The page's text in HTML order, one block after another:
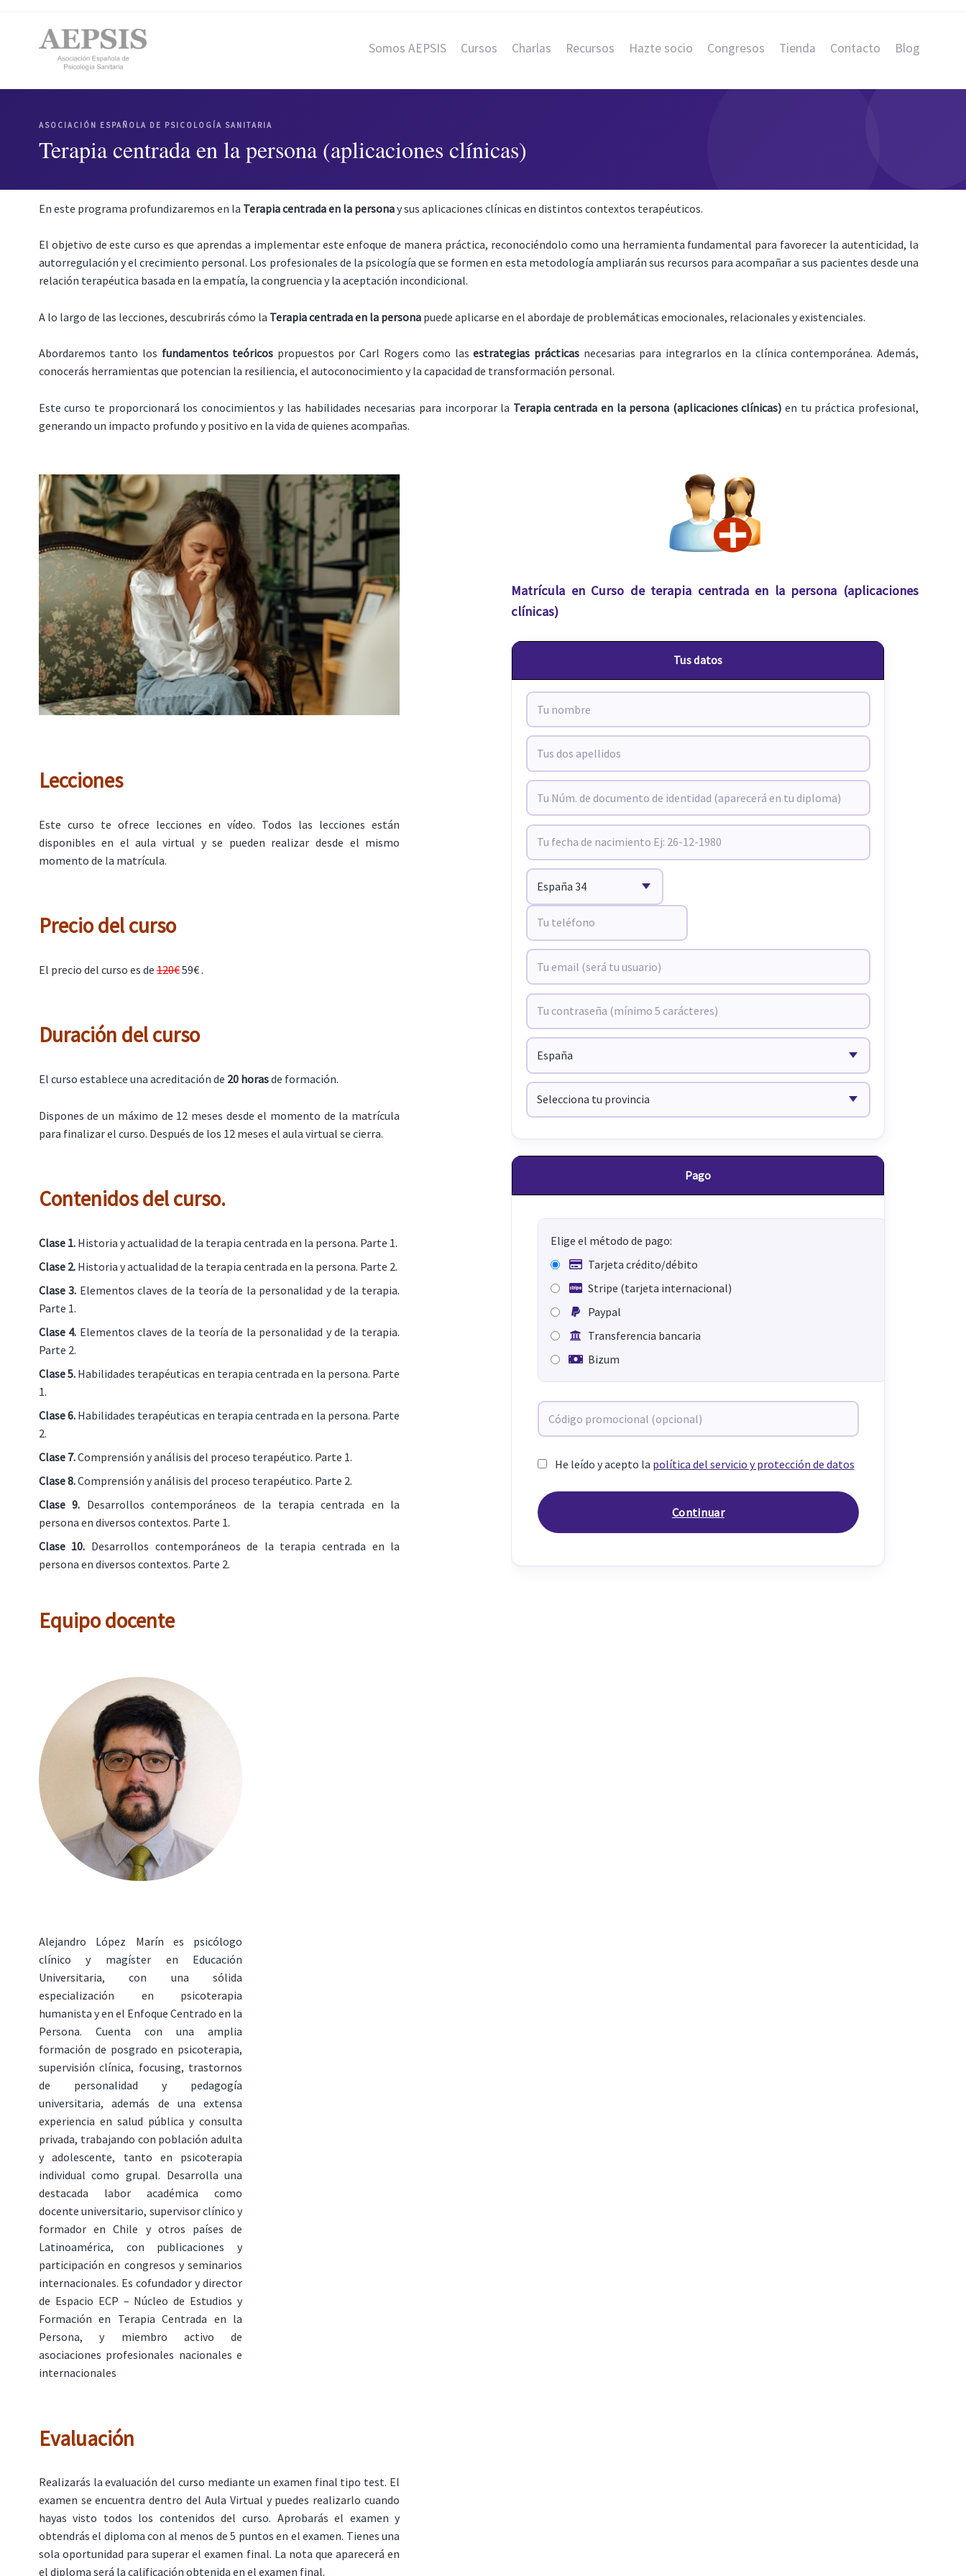
Somos AEPSIS Cursos Charlas Recursos Hazte socio Congresos Tienda Contacto Blog
ASOCIACIÓN ESPAÑOLA DE PSICOLOGÍA SANITARIA
Terapia centrada en la persona (aplicaciones clínicas)
En este programa profundizaremos en la Terapia centrada en la personay sus aplicaciones clínicas en distintos contextos terapéuticos.
El objetivo de este curso es que aprendas a implementar este enfoque de manera práctica, reconociéndolo como una herramienta fundamental para favorecer la autenticidad, la
autorregulación y el crecimiento personal. Los profesionales de la psicología que se formen en esta metodología ampliarán sus recursos para acompañar a sus pacientes desde una
relación terapéutica basada en la empatía, la congruencia y la aceptación incondicional.
A lo largo de las lecciones, descubrirás cómo la Terapia centrada en la personapuede aplicarse en el abordaje de problemáticas emocionales, relacionales y existenciales.
Abordaremos tanto los fundamentos teóricos propuestos por Carl Rogers como lasestrategias prácticas necesarias para integrarlos en la clínica contemporánea. Además,
conocerás herramientas que potencian la resiliencia, el autoconocimiento y la capacidad de transformación personal.
Este curso te proporcionará los conocimientos y las habilidades necesarias para incorporar la Terapia centrada en la persona (aplicaciones clínicas) en tu práctica profesional,
generando un impacto profundo y positivo en la vida de quienes acompañas.
Lecciones
Este curso te ofrece lecciones en vídeo. Todos las lecciones están
disponibles en el aula virtual y se pueden realizar desde el mismo
momento de la matrícula.
Precio del curso
El precio del curso es de120€59€ .
Duración del curso
El curso establece una acreditación de 20 horasde formación.
Dispones de un máximo de 12 meses desde el momento de la matrícula
para finalizar el curso. Después de los 12 meses el aula virtual se cierra.
Contenidos del curso.
Clase 1. Historia y actualidad de la terapia centrada en la persona. Parte 1.
Clase 2. Historia y actualidad de la terapia centrada en la persona. Parte 2.
Clase 3. Elementos claves de la teoría de la personalidad y de la terapia.
Parte 1.
Clase 4. Elementos claves de la teoría de la personalidad y de la terapia.
Parte 2.
Clase 5. Habilidades terapéuticas en terapia centrada en la persona. Parte
1.
Clase 6. Habilidades terapéuticas en terapia centrada en la persona. Parte
2.
Clase 7.Comprensión y análisis del proceso terapéutico. Parte 1.
Clase 8.Comprensión y análisis del proceso terapéutico. Parte 2.
Clase 9. Desarrollos contemporáneos de la terapia centrada en la
persona en diversos contextos. Parte 1.
Clase 10. Desarrollos contemporáneos de la terapia centrada en la
persona en diversos contextos. Parte 2.
Matrícula en Curso de terapia centrada en la persona (aplicaciones
clínicas)
Tus datos
Pago
Elige el método de pago:
Tarjeta crédito/débito
Stripe (tarjeta internacional)
Paypal
Transferencia bancaria
Bizum
He leído y acepto la política del servicio y protección de datos
Equipo docente
Alejandro López Marín es psicólogo
clínico y magíster en Educación
Universitaria, con una sólida
especialización en psicoterapia
humanista y en el Enfoque Centrado en la
Persona. Cuenta con una amplia
formación de posgrado en psicoterapia,
supervisión clínica, focusing, trastornos
de personalidad y pedagogía
universitaria, además de una extensa
experiencia en salud pública y consulta
privada, trabajando con población adulta
y adolescente, tanto en psicoterapia
individual como grupal. Desarrolla una
destacada labor académica como
docente universitario, supervisor clínico y
formador en Chile y otros países de
Latinoamérica, con publicaciones y
participación en congresos y seminarios
internacionales. Es cofundador y director
de Espacio ECP – Núcleo de Estudios y
Formación en Terapia Centrada en la
Persona, y miembro activo de
asociaciones profesionales nacionales e
internacionales
Evaluación
Realizarás la evaluación del curso mediante un examen final tipo test. El
examen se encuentra dentro del Aula Virtual y puedes realizarlo cuando
hayas visto todos los contenidos del curso. Aprobarás el examen y
obtendrás el diploma con al menos de 5 puntos en el examen. Tienes una
sola oportunidad para superar el examen final. La nota que aparecerá en
el diploma será la calificación obtenida en el examen final.